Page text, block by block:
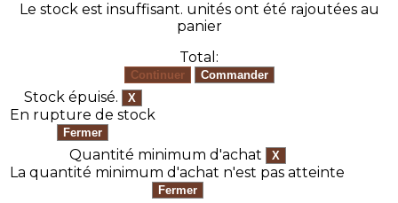
Le stock est insuffisant. unités ont été rajoutées au
panier
Total:
Stock épuisé.
En rupture de stock
Quantité minimum d'achat
La quantité minimum d'achat n'est pas atteinte